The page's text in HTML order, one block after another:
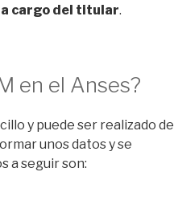
a cargo del titular.
en el Anses?
y puede ser realizado de
unos datos y se
a seguir son: